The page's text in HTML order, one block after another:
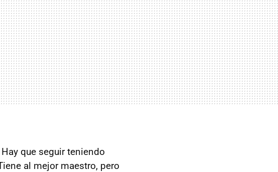
que seguir teniendo
al mejor maestro, pero